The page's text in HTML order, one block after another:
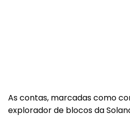
As contas, marcadas como
explorador de blocos da